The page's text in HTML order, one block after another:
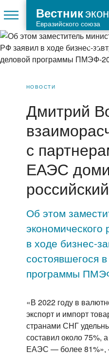
Вестник
Евразийского союза
НОВОСТИ
Дмитрий
с
ЕАЭС
Об этом
экономического
в ходе бизнес-
состоявшегося
программы
«В 2022 году в
экспорт и импорт
странами СНГ
составил около 75%,
ЕАЭС — более 81%»,